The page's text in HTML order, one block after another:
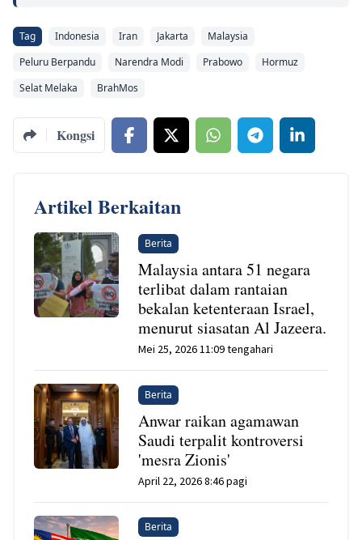
Tag Indonesia Iran Jakarta
Malaysia
Peluru Berpandu
Narendra Modi Prabowo
Hormuz
Selat Melaka
BrahMos
Kongsi
Artikel Berkaitan
Berita
Malaysia antara 51 negara
terlibat dalam rantaian
bekalan ketenteraan Israel,
menurut siasatan Al Jazeera.
Mei 25, 2026 11:09 tengahari
Berita
Anwar raikan agamawan
Saudi terpalit kontroversi
'mesra Zionis'
April 22, 2026 8:46 pagi
Berita